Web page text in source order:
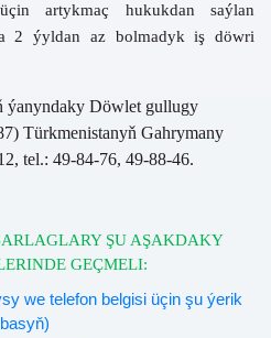
artykmaç hukukdan saýlan
2 ýyldan az bolmadyk iş döwri
ýanyndaky Döwlet gullugy
Türkmenistanyň Gahrymany
tel.: 49-84-76, 49-88-46.
ŞU AŞAKDAKY
GEÇMELI:
we telefon belgisi üçin şu ýerik
basyň)